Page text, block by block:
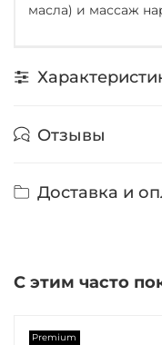
масла) и массаж
Отзывы
Доставка и
С этим часто
Premium